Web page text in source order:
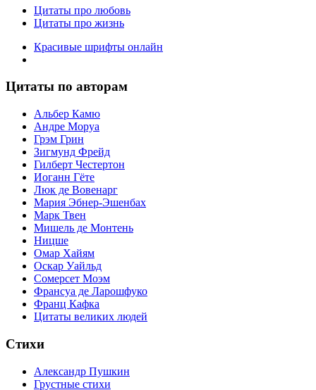
Цитаты про любовь
Цитаты про жизнь
Красивые шрифты онлайн
Цитаты по авторам
Альбер Камю
Андре Моруа
Грэм Грин
Зигмунд Фрейд
Гилберт Честертон
Иоганн Гёте
Люк де Вовенарг
Мария Эбнер-Эшенбах
Марк Твен
Мишель де Монтень
Ницше
Омар Хайям
Оскар Уайльд
Сомерсет Моэм
Франсуa де Ларошфуко
Франц Кафка
Цитаты великих людей
Стихи
Александр Пушкин
Грустные стихи